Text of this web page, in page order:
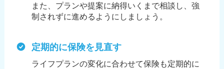
また、プランや提案に納得いくまで相談し、強
制されずに進めるようにしましょう。
定期的に保険を見直す
ライフプランの変化に合わせて保険も定期的に